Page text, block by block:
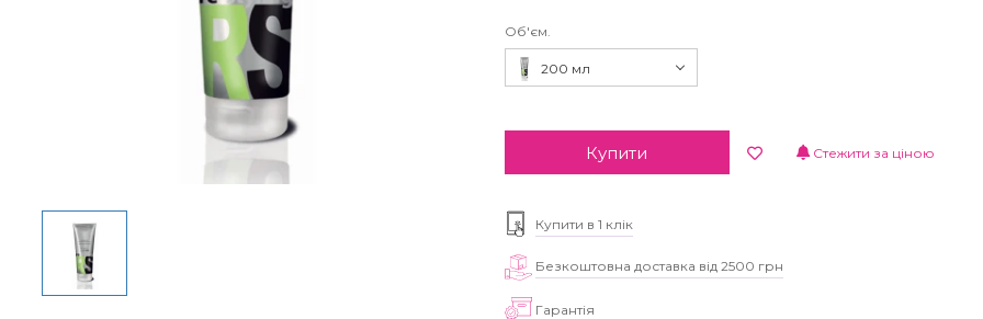
Об'єм.
200 мл
Купити Стежити за ціною
Купити в 1 клік
Безкоштовна доставка від 2500 грн
Гарантія